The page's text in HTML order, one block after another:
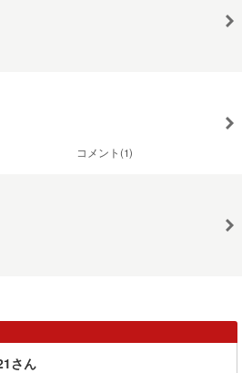
コメント(1)
さん